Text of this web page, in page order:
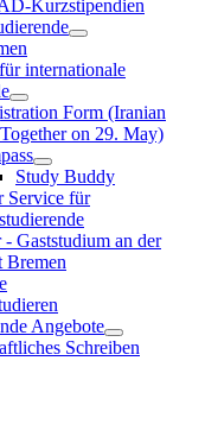
Kurzstipendien
internationale
Form (Iranian
on 29. May)
Study Buddy
Service für
- Gaststudium an der
Bremen
Angebote
Schreiben